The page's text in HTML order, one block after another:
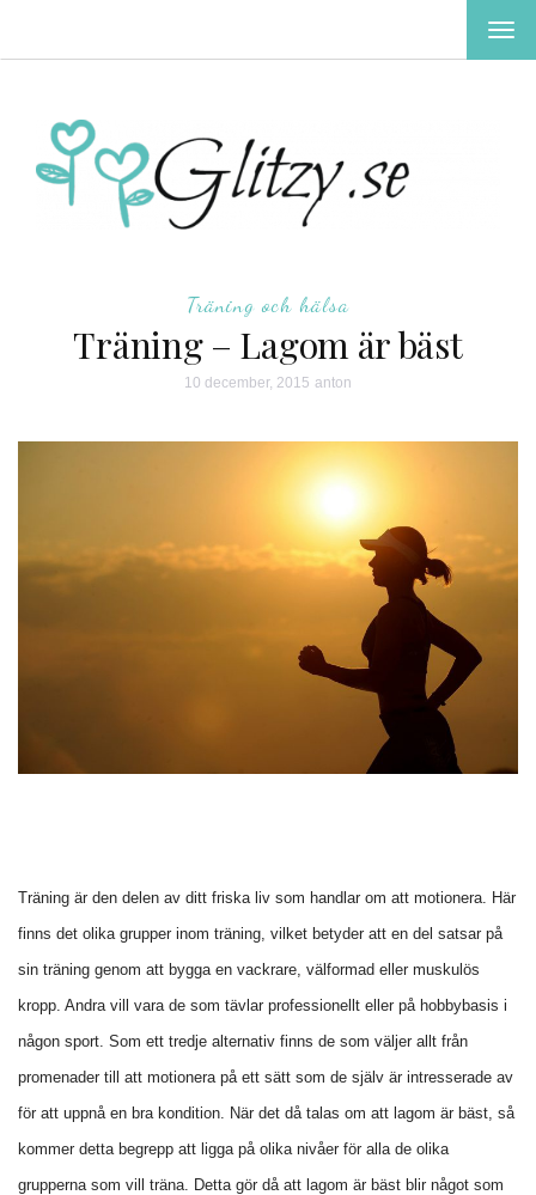
Träning och hälsa
Träning – Lagom är bäst
10 december, 2015 anton
Träning är den delen av ditt friska liv som handlar om att motionera. Här
finns det olika grupper inom träning, vilket betyder att en del satsar på
sin träning genom att bygga en vackrare, välformad eller muskulös
kropp. Andra vill vara de som tävlar professionellt eller på hobbybasis i
någon sport. Som ett tredje alternativ finns de som väljer allt från
promenader till att motionera på ett sätt som de själv är intresserade av
för att uppnå en bra kondition. När det då talas om att lagom är bäst, så
kommer detta begrepp att ligga på olika nivåer för alla de olika
grupperna som vill träna. Detta gör då att lagom är bäst blir något som